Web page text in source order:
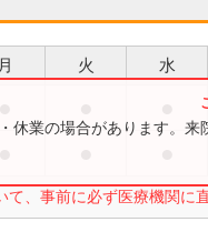
月 火 水
、事前に必ず医療機関に
休業の場合があります。来